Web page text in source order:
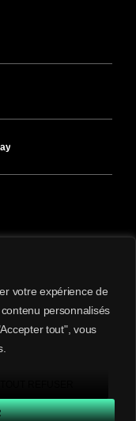
votre expérience de
personnalisés
tout", vous